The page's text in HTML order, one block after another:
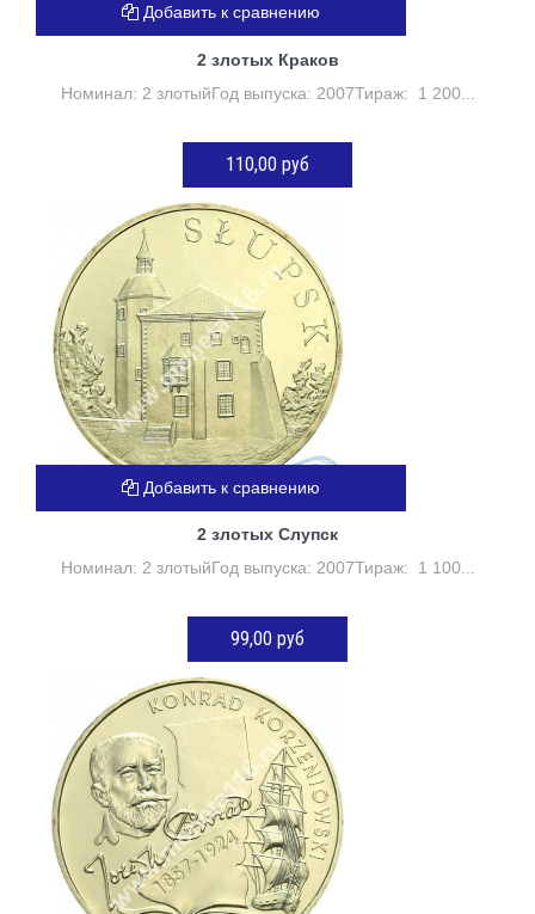
2 злотых Краков
Номинал: 2 злотыйГод выпуска: 2007Тираж: 1 200...
110,00 руб
ДОБАВИТЬ В КОРЗИНУ
Добавить к сравнению
2 злотых Слупск
Номинал: 2 злотыйГод выпуска: 2007Тираж: 1 100...
99,00 руб
ДОБАВИТЬ В КОРЗИНУ
Добавить к сравнению